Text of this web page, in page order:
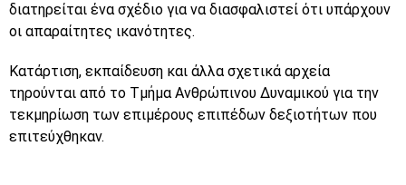
διατηρείται ένα σχέδιο για να διασφαλιστεί ότι υπάρχουν
οι απαραίτητες ικανότητες.
Κατάρτιση, εκπαίδευση και άλλα σχετικά αρχεία
τηρούνται από το Τμήμα Ανθρώπινου Δυναμικού για την
τεκμηρίωση των επιμέρους επιπέδων δεξιοτήτων που
επιτεύχθηκαν.